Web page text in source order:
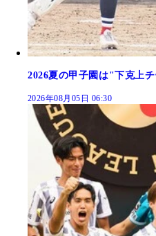
2026夏の甲子園は"下克上
2026年08月05日 06:30